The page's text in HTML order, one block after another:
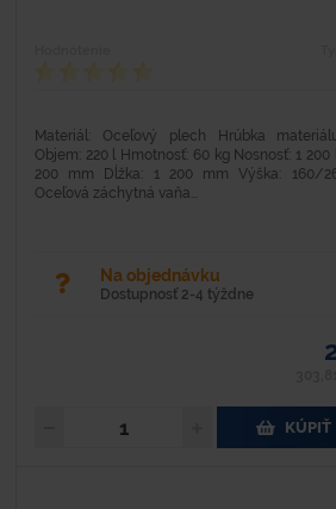
Materiál: Oceľový plech Hrúbka
Objem: 220 l Hmotnosť: 60 kg Nosnosť: 1 200
200 mm Dĺžka: 1 200 mm Výška: 160/
Oceľová záchytná vaňa...
Na objednávku
Dostupnosť 2-4 týždne
KÚPIŤ